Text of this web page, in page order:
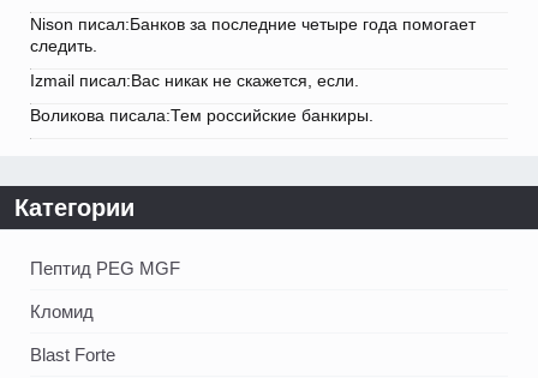
Nison писал:Банков за последние четыре года помогает
следить.
Izmail писал:Вас никак не скажется, если.
Воликова писала:Тем российские банкиры.
Категории
Пептид PEG MGF
Кломид
Blast Forte